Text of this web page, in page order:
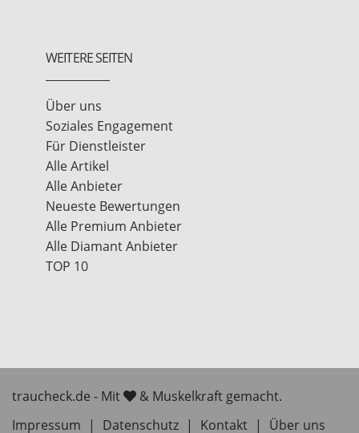
WEITERE SEITEN
Über uns
Soziales Engagement
Für Dienstleister
Alle Artikel
Alle Anbieter
Neueste Bewertungen
Alle Premium Anbieter
Alle Diamant Anbieter
TOP 10
traucheck.de - Mit
& Muskelkraft gemacht.
Impressum
| Datenschutz | Kontakt | Über uns